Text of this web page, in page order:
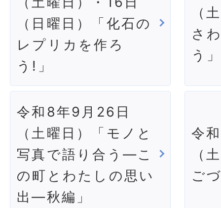
（日曜日）「化石の
レプリカを作ろ
う!」
（
さ
う
令和8年9月26日
（土曜日）「モノと
写真で語り合う―こ
の町とわたしの思い
出―秋編」
令
（
ご